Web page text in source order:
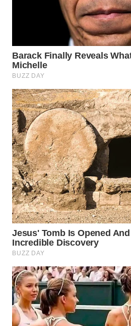
WN
PURWAKARTA
WN
PRIANGAN
TIMUR
WN
SEMARANG
WN
SOLO
WN
BOROBUDUR
MADURA
WN
SURABAYA